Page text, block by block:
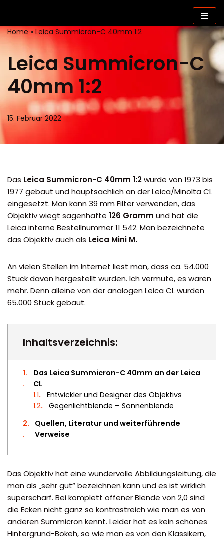
Zum
Inhalt
springen
Home»Leica Summicron-C 40mm 1:2
Leica Summicron-C
40mm 1:2
15. Februar 2022
Das Leica Summicron-C 40mm 1:2wurde von 1973 bis
1977 gebaut und hauptsächlich an der Leica/Minolta CL
eingesetzt. Man kann 39 mm Filter verwenden, das
Objektiv wiegt sagenhafte 126 Gramm und hat die
Leica interne Bestellnummer 11 542. Man bezeichnete
das Objektiv auch als Leica Mini M.
An vielen Stellen im Internet liest man, dass ca. 54.000
Stück davon hergestellt wurden. Ich vermute, es waren
mehr. Denn alleine von der analogen Leica CL wurden
65.000 Stück gebaut.
Inhaltsverzeichnis:
1.
Das Leica Summicron-C 40mm an der Leica
CL
1.1.
Entwickler und Designer des Objektivs
1.2.
Gegenlichtblende – Sonnenblende
2.
Quellen, Literatur und weiterführende
Verweise
Das Objektiv hat eine wundervolle Abbildungsleitung, die
man als „sehr gut“ bezeichnen kann und es ist wirklich
superscharf. Bei komplett offener Blende von 2,0 sind
die Ecken nicht ganz so kontrastreich wie man es von
anderen Summicron kennt. Leider hat es kein schönes
Hintergrund-Bokeh, so wie man es von den Klassikern,